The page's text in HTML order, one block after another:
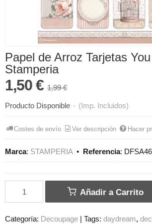
Papel de Arroz Tarjetas
Stamperia
1,50 € 1,99 €
Producto Disponible - (Imp. Incluidos)
Costes de envío Ver descripción Hacer
Marca: STAMPERIA• Referencia:
Añadir a Carrito
Categoría: Decoupage Tags: daydream